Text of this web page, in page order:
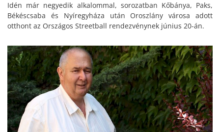
Idén már negyedik alkalommal, sorozatban Kőbánya, Paks,
Békéscsaba és Nyíregyháza után Oroszlány városa adott
otthont az Országos Streetball rendezvénynek június 20-án.